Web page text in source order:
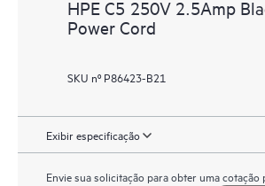
HPE C5 250V 2.5Amp
Power Cord
SKU nº P86423-B21
Exibir especificação
Envie sua solicitação para obter uma cotação